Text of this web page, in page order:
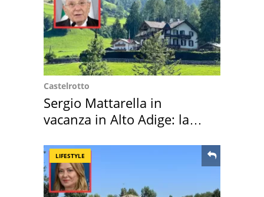
Castelrotto
Sergio Mattarella in
vacanza in Alto Adige: la
LIFESTYLE